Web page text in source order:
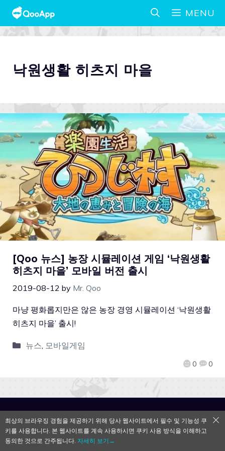
MENU
낙원생활 히츠지 마을
[Qoo 뉴스] 농장 시뮬레이션 게임 ‘낙원생활
히츠지 마을’ 모바일 버전 출시
2019-08-12 by Mr. Qoo
0 0
마냥 평화롭지만은 않은 농장 경영 시뮬레이션 ‘낙원생활
히츠지 마을’ 출시!
뉴스, 모바일게임
최상의 브라우징 경험을 제공하기 위해 당사 웹사이트에서 필수 및 기능성 쿠
키를 사용합니다. 본 웹사이트를 계속 사용하시면 쿠키 사용 방식을 이해하고
동의한 것으로 간주됩니다. 자세히 보기→